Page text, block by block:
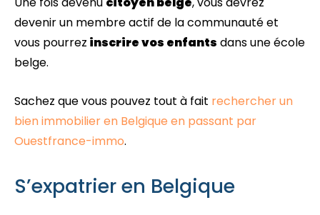
devenir un membre actif de la communauté et
vous pourrez inscrire vos enfants dans une école
belge.
Sachez que vous pouvez tout à fait rechercher un
bien immobilier en Belgique en passant par
Ouestfrance-immo.
S’expatrier en Belgique